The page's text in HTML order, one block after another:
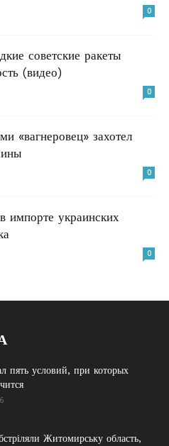
0
советские ракеты
(видео)
0
«вагнеровец» захотел
0
импорте украинских
0
пять условий, при которых
Житомирську область,